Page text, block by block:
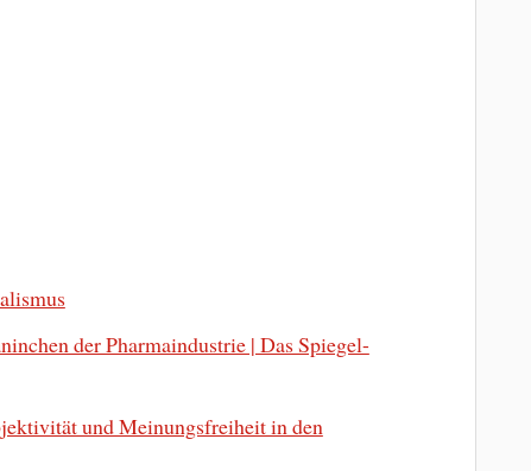
der Pharmaindustrie | Das Spiegel-
und Meinungsfreiheit in den